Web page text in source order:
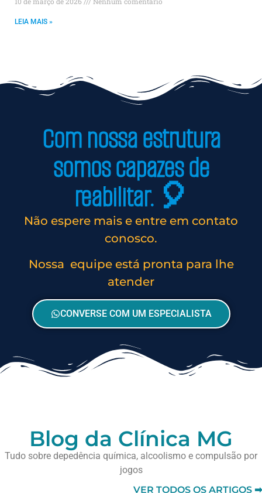
LEIA MAIS »
Com nossa estrutura
somos capazes de
reabilitar. 🎈
Não espere mais e entre em contato
conosco.
Nossa equipe está pronta para lhe
atender
CONVERSE COM UM ESPECIALISTA
Blog da Clínica MG
Tudo sobre depedência química, alcoolismo e compulsão por
jogos
VER TODOS OS ARTIGOS ➡